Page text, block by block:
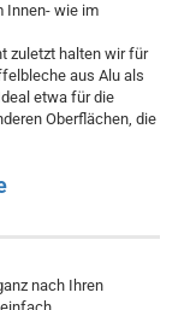
Innen- wie im
zuletzt halten wir für
aus Alu als
etwa für die
Oberflächen, die
nach Ihren